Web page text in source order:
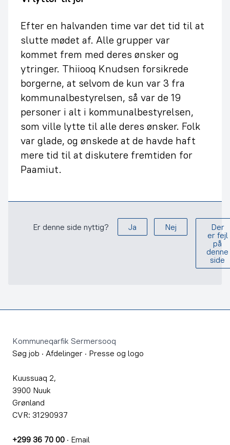
Efter en halvanden time var det tid til at
slutte mødet af. Alle grupper var
kommet frem med deres ønsker og
ytringer. Thiiooq Knudsen forsikrede
borgerne, at selvom de kun var 3 fra
kommunalbestyrelsen, så var de 19
personer i alt i kommunalbestyrelsen,
som ville lytte til alle deres ønsker. Folk
var glade, og ønskede at de havde haft
mere tid til at diskutere fremtiden for
Paamiut.
Er denne side nyttig? Ja Nej
Der
er fejl
på
denne
side
Kommuneqarfik Sermersooq
Søg job · Afdelinger · Presse og logo
Kuussuaq 2,
3900 Nuuk
Grønland
CVR: 31290937
+299 36 70 00 · Email